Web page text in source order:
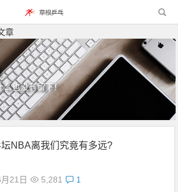
章
么也没有留下！
NBA离我们究竟有多远?
21日 5,281 1